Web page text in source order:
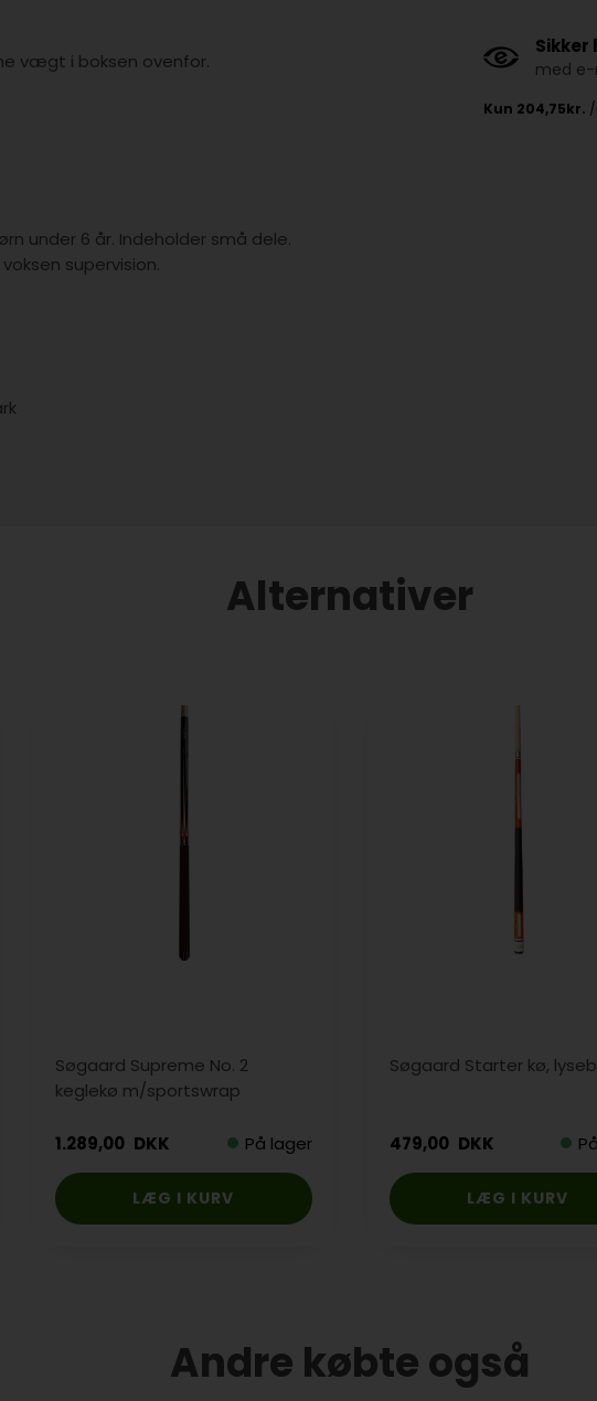
vægt i boksen ovenfor.
under 6 år. Indeholder små dele.
supervision.
Sikker
med
Alternativer
Søgaard Supreme No. 2
keglekø m/sportswrap
1.289,00 DKK På lager
Søgaard Starter kø,
479,00 DKK
Andre købte også